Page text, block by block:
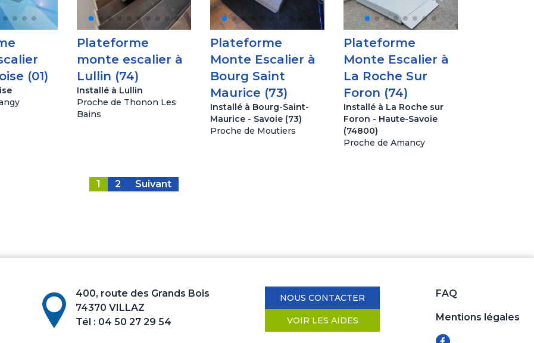
(01)
Plateforme
monte escalier à
Lullin (74)
Installé à Lullin
Proche de Thonon Les
Bains
Plateforme
Monte Escalier à
Bourg Saint
Maurice (73)
Installé à Bourg-Saint-
Maurice - Savoie (73)
Proche de Moutiers
Plateforme
Monte Escalier à
La Roche Sur
Foron (74)
Installé à La Roche sur
Foron - Haute-Savoie
(74800)
Proche de Amancy
publications
1 2 Suivant
400, route des Grands Bois
74370 VILLAZ
Tél : 04 50 27 29 54
NOUS CONTACTER
VOIR LES AIDES
FAQ
Mentions légales